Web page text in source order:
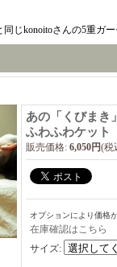
じkonoitoさんの5重ガ
あの「くびまき
ふわふわケット
販売価格: 6,050円(税
オプションにより価格
在庫確認はこちら
サイズ: